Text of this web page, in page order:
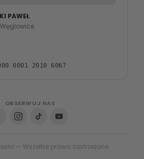
PAWEŁ
0001 2010 6067
OBSERWUJ NAS
— Wszelkie prawa zastrzeżone.